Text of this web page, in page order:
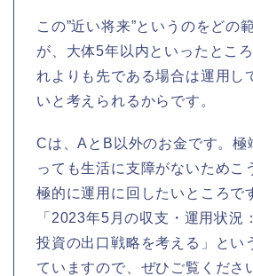
この”近い将来”というのをどの
が、大体5年以内といったとこ
れよりも先である場合は運用し
いと考えられるからです。
Cは、AとB以外のお金です。極
っても生活に支障がないためこ
極的に運用に回したいところで
「2023年5月の収支・運用状況
投資の出口戦略を考える」とい
ていますので、ぜひご覧くださ